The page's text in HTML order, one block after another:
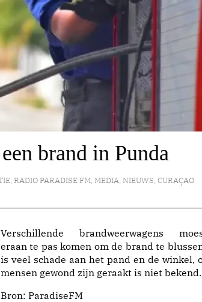
brand in Punda
, RADIO PARADISE FM, MEDIA, NIEUWS, CURAÇAO
Verschillende brandweerwagens
eraan te pas komen om de brand te
is veel schade aan het pand en de winkel,
mensen gewond zijn geraakt is niet bekend.
Bron: ParadiseFM